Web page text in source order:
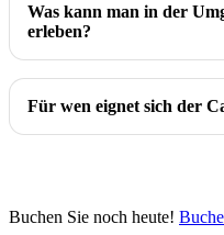
Was kann man in der
erleben?
Für wen eignet sich der
Buchen Sie noch heute!